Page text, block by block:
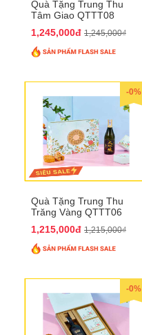
Quà Tặng Trung Thu
Tâm Giao QTTT08
1,245,000đ 1,245,000₫
-0%
Quà Tặng Trung Thu
Trăng Vàng QTTT06
1,215,000đ 1,215,000₫
-0%